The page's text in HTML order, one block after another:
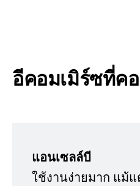
อีคอมเมิร์ซที่
แอนเซลล์บี
ใช้งานง่ายมาก แม้